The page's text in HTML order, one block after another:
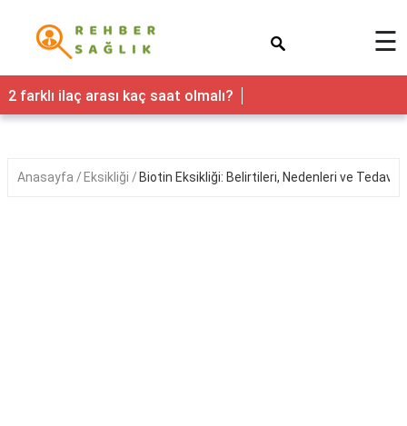
Sağlık
Yaşam
Nedir
☰
2 farklı ilaç arası kaç saat olmalı?
Anasayfa Eksikliği Biotin Eksikliği: Belirtileri, Nedenleri ve Tedavi